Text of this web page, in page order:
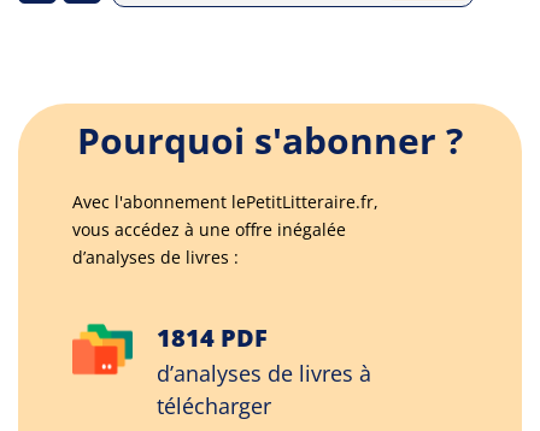
Pourquoi s'abonner ?
Avec l'abonnement lePetitLitteraire.fr,
vous accédez à une offre inégalée
d’analyses de livres :
1814 PDF
d’analyses de livres à
télécharger